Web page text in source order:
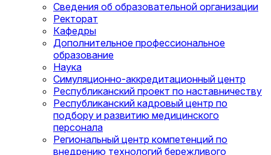
Сведения об образовательной организации
Ректорат
Кафедры
Дополнительное профессиональное
образование
Наука
Симуляционно-аккредитационный центр
Республиканский проект по наставничеству
Республиканский кадровый центр по
подбору и развитию медицинского
персонала
Региональный центр компетенций по
внедрению технологий бережливого